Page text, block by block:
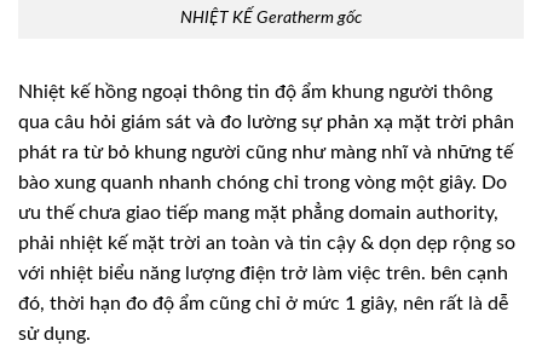
NHIỆT KẾ Geratherm gốc
Nhiệt kế hồng ngoại thông tin độ ẩm khung người thông
qua câu hỏi giám sát và đo lường sự phản xạ mặt trời phân
phát ra từ bỏ khung người cũng như màng nhĩ và những tế
bào xung quanh nhanh chóng chỉ trong vòng một giây. Do
ưu thế chưa giao tiếp mang mặt phẳng domain authority,
phải nhiệt kế mặt trời an toàn và tin cậy & dọn dẹp rộng so
với nhiệt biểu năng lượng điện trở làm việc trên. bên cạnh
đó, thời hạn đo độ ẩm cũng chỉ ở mức 1 giây, nên rất là dễ
sử dụng.